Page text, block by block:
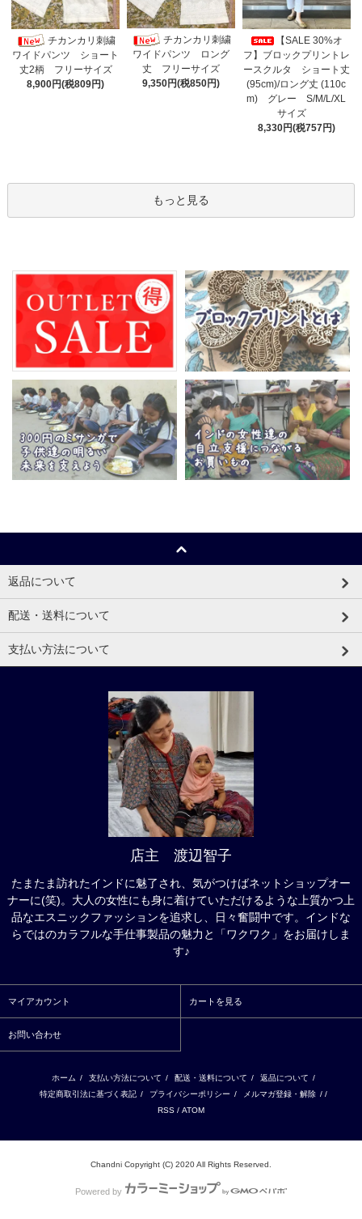
チカンカリ刺繍
ワイドパンツ ショート
丈2柄 フリーサイズ
8,900円(税809円)
チカンカリ刺繍
ワイドパンツ ロング
丈 フリーサイズ
9,350円(税850円)
【SALE 30%オ
フ】ブロックプリントレ
ースクルタ ショート丈
(95cm)/ロング丈 (110c
m) グレー S/M/L/XL
サイズ
8,330円(税757円)
もっと見る
返品について
配送・送料について
支払い方法について
店主 渡辺智子
たまたま訪れたインドに魅了され、気がつけばネットショップオー
ナーに(笑)。大人の女性にも身に着けていただけるような上質かつ上
品なエスニックファッションを追求し、日々奮闘中です。インドな
らではのカラフルな手仕事製品の魅力と「ワクワク」をお届けしま
す♪
マイアカウント カートを見る
お問い合わせ
ホーム / 支払い方法について / 配送・送料について / 返品について /
特定商取引法に基づく表記 / プライバシーポリシー / メルマガ登録・解除 / /
RSS / ATOM
Chandni Copyright (C) 2020 All Rights Reserved.
Powered by